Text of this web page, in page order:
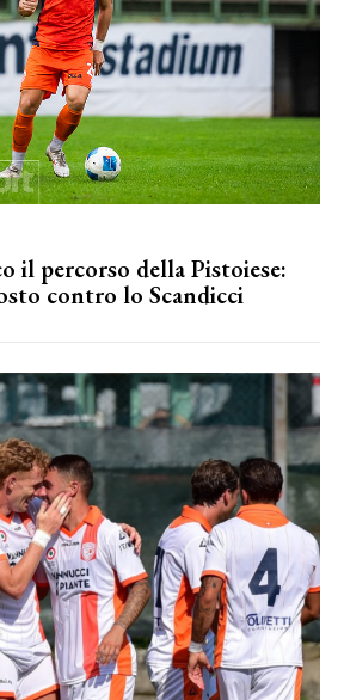
il percorso della Pistoiese:
contro lo Scandicci